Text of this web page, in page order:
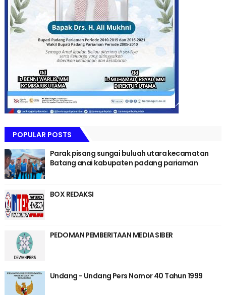
POPULAR POSTS
Parak pisang sungai buluah utara kecamatan
Batang anai kabupaten padang pariaman
BOX REDAKSI
PEDOMAN PEMBERITAAN MEDIA SIBER
Undang - Undang Pers Nomor 40 Tahun 1999